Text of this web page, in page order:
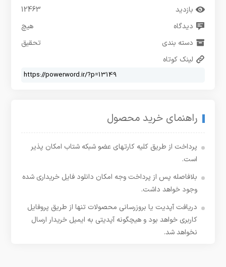
بازدید
12463
دیدگاه
هیچ
دسته بندی
تحقیق
لینک کوتاه
راهنمای خرید محصول
پرداخت از طریق کلیه کارتهای عضو شبکه شتاب امکان پذیر
است.
بلافاصله پس از پرداخت وجه امکان دانلود فایل خریداری شده
وجود خواهد داشت.
دریافت آپدیت یا بروزرسانی محصولات تنها از طریق پروفایل
کاربری خواهد بود و هیچگونه آپدیتی به ایمیل خریدار ارسال
نخواهد شد.